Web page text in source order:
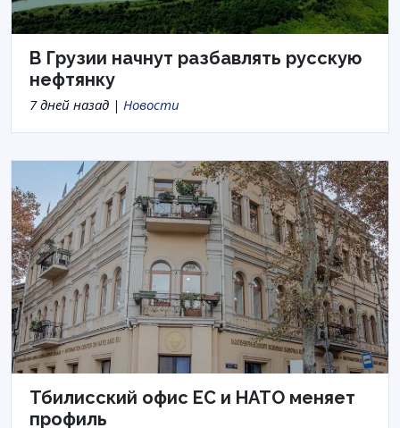
В Грузии начнут разбавлять русскую
нефтянку
7 дней назад | Новости
Тбилисский офис ЕС и НАТО меняет
профиль